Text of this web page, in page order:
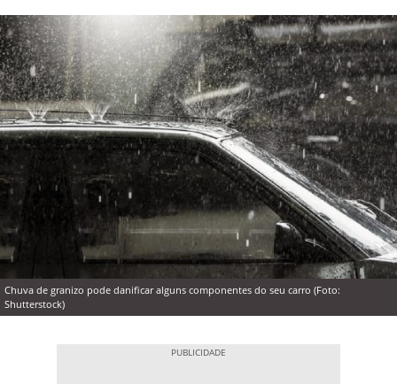
Chuva de granizo pode danificar alguns componentes do seu carro (Foto:
Shutterstock)